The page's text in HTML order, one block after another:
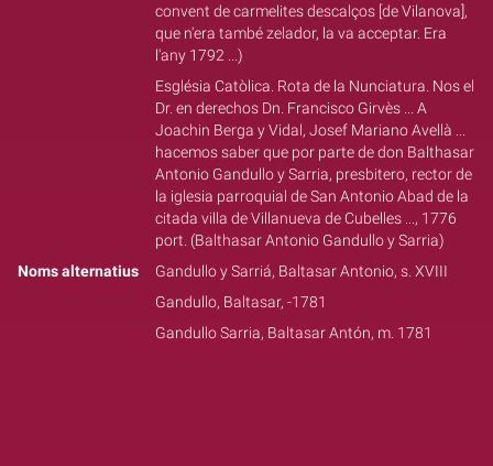
convent de carmelites descalços [de Vilanova],
que n'era també zelador, la va acceptar. Era
l'any 1792 ...)
Església Catòlica. Rota de la Nunciatura. Nos el
Dr. en derechos Dn. Francisco Girvès ... A
Joachin Berga y Vidal, Josef Mariano Avellà ...
hacemos saber que por parte de don Balthasar
Antonio Gandullo y Sarria, presbitero, rector de
la iglesia parroquial de San Antonio Abad de la
citada villa de Villanueva de Cubelles ..., 1776
port. (Balthasar Antonio Gandullo y Sarria)
Noms alternatius
Gandullo y Sarriá, Baltasar Antonio, s. XVIII
Gandullo, Baltasar, -1781
Gandullo Sarria, Baltasar Antón, m. 1781